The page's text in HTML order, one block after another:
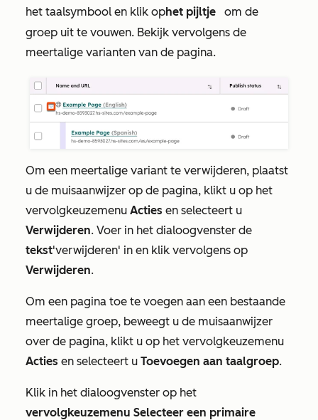
het taalsymbool en klik ophet pijltje
om de
groep uit te vouwen. Bekijk vervolgens de
meertalige varianten van de pagina.
Om een meertalige variant te verwijderen, plaatst
u de muisaanwijzer op de pagina, klikt u op het
vervolgkeuzemenu Acties en selecteert u
Verwijderen. Voer in het dialoogvenster de
tekst'verwijderen' in en klik vervolgens op
Verwijderen.
Om een pagina toe te voegen aan een bestaande
meertalige groep, beweegt u de muisaanwijzer
over de pagina, klikt u op het vervolgkeuzemenu
Acties en selecteert u Toevoegen aan taalgroep.
Klik in het dialoogvenster op het
vervolgkeuzemenu Selecteer een primaire